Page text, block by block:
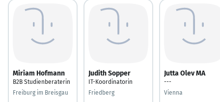
Miriam Hofmann
B2B Studienberaterin
Freiburg im Breisgau
Judith Sopper
IT-Koordinatorin
Friedberg
Jutta Olev MA
---
Vienna